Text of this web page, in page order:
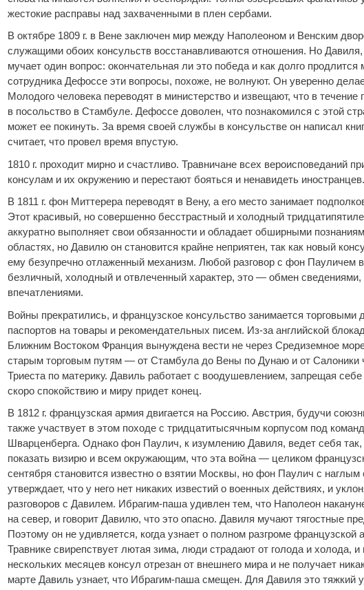
жестокие расправы над захваченными в плен сербами.
В октябре 1809 г. в Вене заключен мир между Наполеоном и Венским
служащими обоих консульств восстанавливаются отношения. Но Давиля,
мучает один вопрос: окончательная ли это победа и как долго продлится
сотрудника Дефоссе эти вопросы, похоже, не волнуют. Он уверенно
Молодого человека переводят в министерство и извещают, что в течение
в посольство в Стамбуле. Дефоссе доволен, что познакомился с этой
может ее покинуть. За время своей службы в консульстве он написал
считает, что провел время впустую.
1810 г. проходит мирно и счастливо. Травничане всех вероисповеданий
консулам и их окружению и перестают бояться и ненавидеть иностранцев.
В 1811 г. фон Миттерера переводят в Вену, а его место занимает
Этот красивый, но совершенно бесстрастный и холодный
аккуратно выполняет свои обязанности и обладает обширными
областях, но Давилю он становится крайне неприятен, так как новый
ему безупречно отлаженный механизм. Любой разговор с фон Пауличем
безличный, холодный и отвлеченный характер, это — обмен
впечатлениями.
Войны прекратились, и французское консульство занимается торговыми
паспортов на товары и рекомендательных писем. Из-за английской
Ближним Востоком Франция вынуждена вести не через Средиземное
старым торговым путям — от Стамбула до Вены по Дунаю и от Салоники
Триеста по материку. Давиль работает с воодушевлением, запрещая
скоро спокойствию и миру придет конец.
В 1812 г. французская армия двигается на Россию. Австрия, будучи
также участвует в этом походе с тридцатитысячным корпусом под
Шварценберга. Однако фон Паулич, к изумлению Давиля, ведет себя так,
показать визирю и всем окружающим, что эта война — целиком
сентября становится известно о взятии Москвы, но фон Паулич с наглым
утверждает, что у него нет никаких известий о военных действиях, и
разговоров с Давилем. Ибрагим-паша удивлен тем, что Наполеон
на север, и говорит Давилю, что это опасно. Давиля мучают тягостные
Поэтому он не удивляется, когда узнает о полном разгроме французской
Травнике свирепствует лютая зима, люди страдают от голода и холода, и
нескольких месяцев консул отрезан от внешнего мира и не получает
марте Давиль узнает, что Ибрагим-паша смещен. Для Давиля это тяжкий